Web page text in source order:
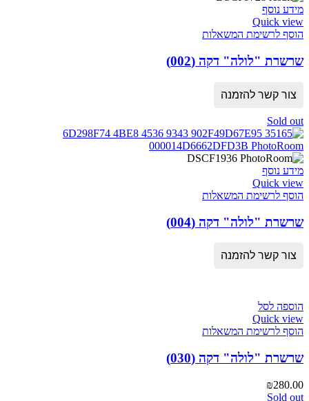
מידע נוסף
Quick view
הוסף לרשימת המשאלות
שרשרת "לולה" דקה (002)
צור קשר להזמנה
Sold out
מידע נוסף
Quick view
הוסף לרשימת המשאלות
שרשרת "לולה" דקה (004)
צור קשר להזמנה
הוספה לסל
Quick view
הוסף לרשימת המשאלות
שרשרת "לולה" דקה (030)
₪280.00
Sold out